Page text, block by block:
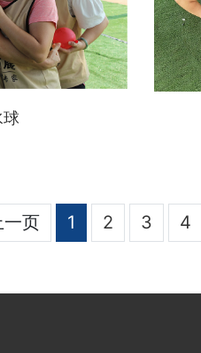
一页 1 2 3 4